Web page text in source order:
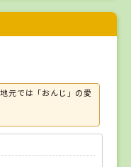
地元では「おんじ」の愛